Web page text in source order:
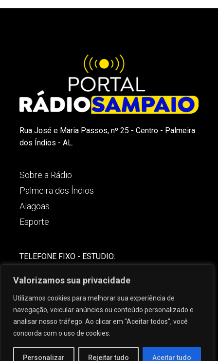
Valorizamos sua privacidade
Utilizamos cookies para melhorar sua experiência de
navegação, veicular anúncios ou conteúdo personalizado e
analisar nosso tráfego. Ao clicar em "Aceitar todos", você
concorda com o uso de cookies.
Personalizar Rejeitar tudo Aceitar tudo
Rua José e Maria Passos, nº 25 - Centro - Palmeira
dos Índios - AL.
Sobre a Rádio
Palmeira dos Índios
Alagoas
Esporte
TELEFONE FIXO - ESTUDIO:
(82) 99621-8806